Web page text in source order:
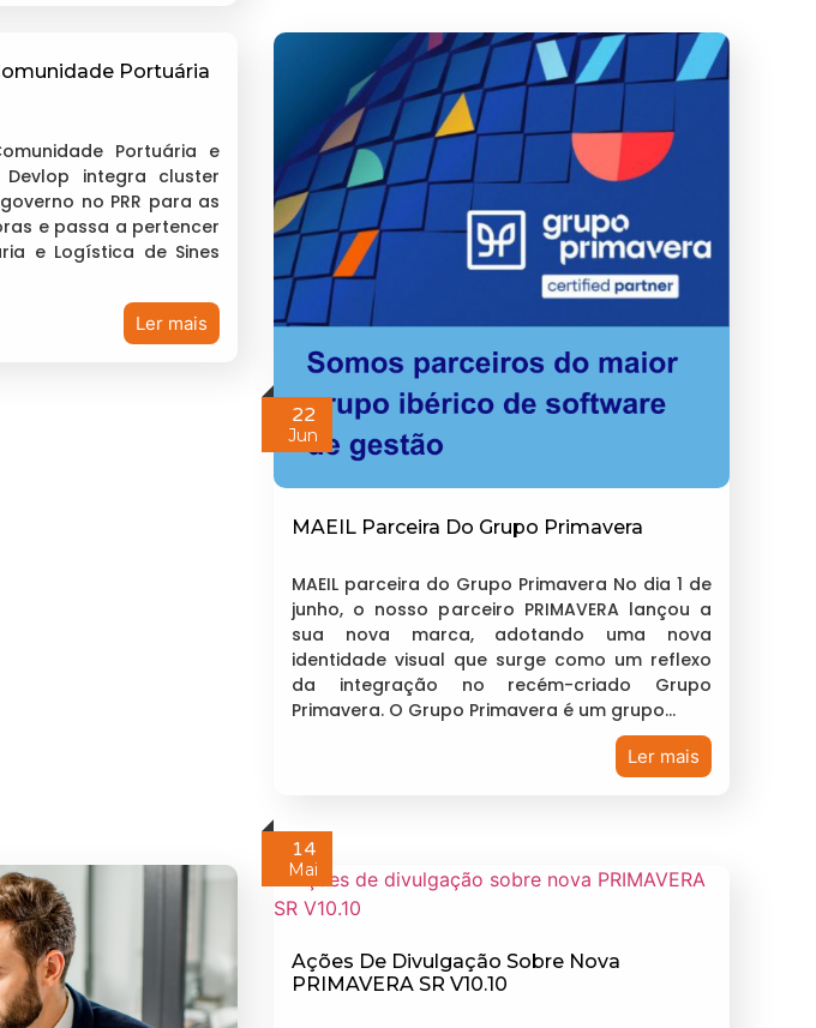
Portuária
Portuária e
integra cluster
no PRR para as
e passa a pertencer
e Logística de Sines
Ler mais
22
Jun
MAEIL Parceira Do Grupo Primavera
MAEIL parceira do Grupo Primavera No dia 1 de
junho, o nosso parceiro PRIMAVERA lançou a
sua nova marca, adotando uma nova
identidade visual que surge como um reflexo
da integração no recém-criado Grupo
Primavera. O Grupo Primavera é um grupo…
Ler mais
14
Mai
Ações De Divulgação Sobre Nova
PRIMAVERA SR V10.10